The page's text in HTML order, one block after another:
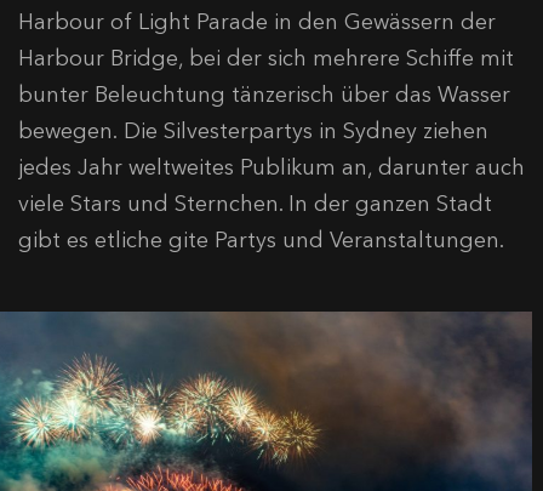
Harbour of Light Parade in den Gewässern der
Harbour Bridge, bei der sich mehrere Schiffe mit
bunter Beleuchtung tänzerisch über das Wasser
bewegen. Die Silvesterpartys in Sydney ziehen
jedes Jahr weltweites Publikum an, darunter auch
viele Stars und Sternchen. In der ganzen Stadt
gibt es etliche gite Partys und Veranstaltungen.